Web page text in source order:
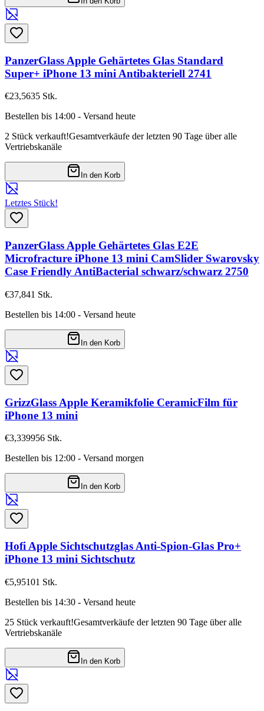
PanzerGlass Apple Gehärtetes Glas Standard
Super+ iPhone 13 mini Antibakteriell 2741
€23,5635 Stk.
Bestellen bis 14:00 - Versand heute
2 Stück verkauft!Gesamtverkäufe der letzten 90 Tage über alle
Vertriebskanäle
In den Korb
Letztes Stück!
PanzerGlass Apple Gehärtetes Glas E2E
Microfracture iPhone 13 mini CamSlider Swarovsky
Case Friendly AntiBacterial schwarz/schwarz 2750
€37,841 Stk.
Bestellen bis 14:00 - Versand heute
In den Korb
GrizzGlass Apple Keramikfolie CeramicFilm für
iPhone 13 mini
€3,339956 Stk.
Bestellen bis 12:00 - Versand morgen
In den Korb
Hofi Apple Sichtschutzglas Anti-Spion-Glas Pro+
iPhone 13 mini Sichtschutz
€5,95101 Stk.
Bestellen bis 14:30 - Versand heute
25 Stück verkauft!Gesamtverkäufe der letzten 90 Tage über alle
Vertriebskanäle
In den Korb